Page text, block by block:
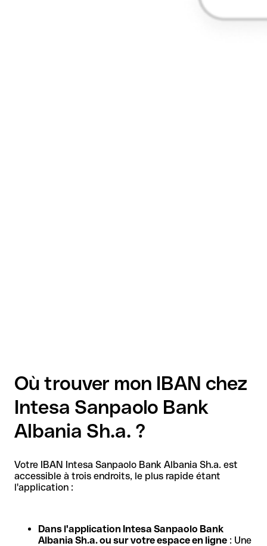
Où trouver mon IBAN chez
Intesa Sanpaolo Bank
Albania Sh.a. ?
Votre IBAN Intesa Sanpaolo Bank Albania Sh.a. est
accessible à trois endroits, le plus rapide étant
l'application :
Dans l'application Intesa Sanpaolo Bank
Albania Sh.a. ou sur votre espace en ligne : Une